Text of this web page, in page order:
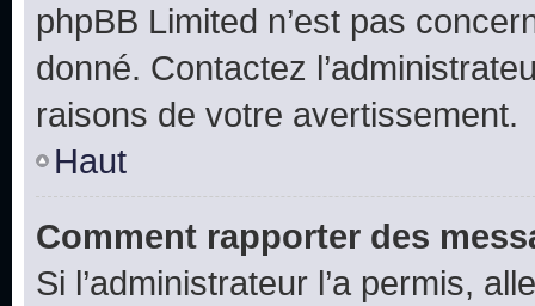
phpBB Limited n’est pas
donné. Contactez
raisons de votre avertissement.
Haut
Comment rapporter des
Si l’administrateur l’a permis,